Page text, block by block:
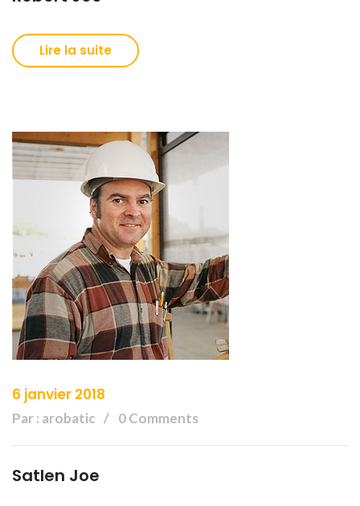
Lire la suite
6 janvier 2018
Par : arobatic 0 Comments
Satlen Joe